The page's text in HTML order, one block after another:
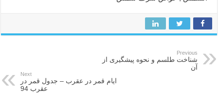
Previous
شناخت طلسم و نحوه پیشگیری از
آن
Next
ایام قمر در عقرب – جدول قمر در
عقرب 94